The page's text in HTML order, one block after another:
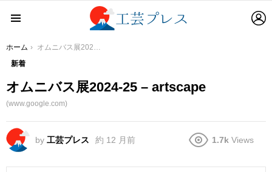
You are here:
ホーム オムニバス展2024-25 – artscape
新着
オムニバス展2024-25 – artscape
(www.google.com)
by 工芸プレス 約 12 月前 1.7k Views